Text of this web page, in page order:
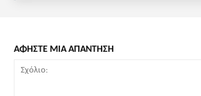
ΑΦΗΣΤΕ ΜΙΑ ΑΠΑΝΤΗΣΗ